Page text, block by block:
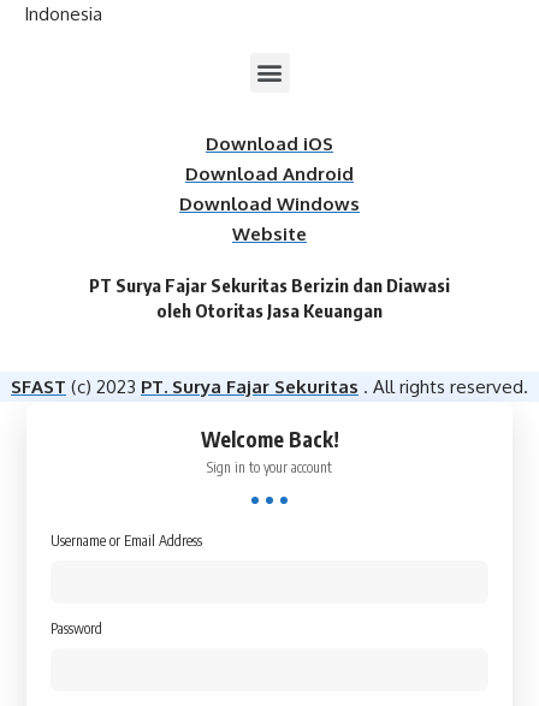
Indonesia
Download iOS
Download Android
Download Windows
Website
PT Surya Fajar Sekuritas Berizin dan Diawasi
oleh Otoritas Jasa Keuangan​
SFAST (c) 2023 PT. Surya Fajar Sekuritas . All rights reserved.
Welcome Back!
Sign in to your account
Username or Email Address
Password